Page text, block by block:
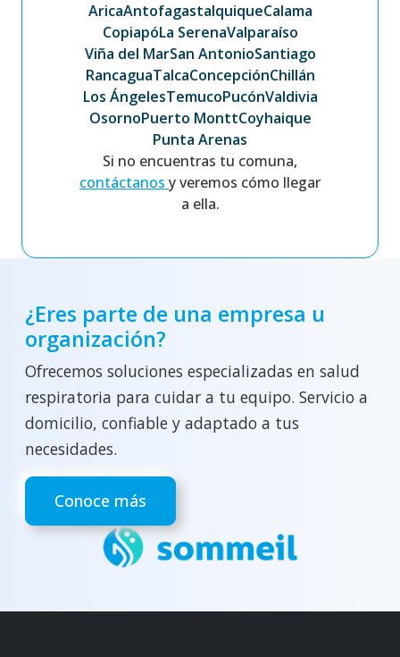
AricaAntofagastaIquiqueCalama
CopiapóLa SerenaValparaíso
Viña del MarSan AntonioSantiago
RancaguaTalcaConcepciónChillán
Los ÁngelesTemucoPucónValdivia
OsornoPuerto MonttCoyhaique
Punta Arenas
Si no encuentras tu comuna,
contáctanos y veremos cómo llegar
a ella.
¿Eres parte de una empresa u
organización?
Ofrecemos soluciones especializadas en salud
respiratoria para cuidar a tu equipo. Servicio a
domicilio, confiable y adaptado a tus
necesidades.
Conoce más